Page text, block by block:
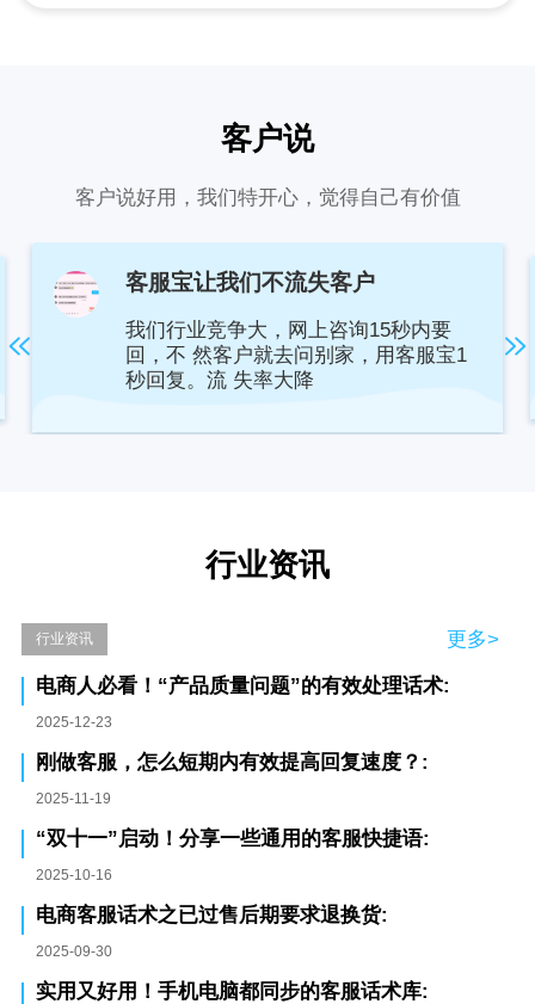
客户说
客户说好用，我们特开心，觉得自己有价值
客服宝让我们不流失客户
我们行业竞争大，网上咨询15秒内要
回，不 然客户就去问别家，用客服宝1
秒回复。流 失率大降
行业资讯
行业资讯 更多>
电商人必看！“产品质量问题”的有效处理话术:
2025-12-23
刚做客服，怎么短期内有效提高回复速度？:
2025-11-19
“双十一”启动！分享一些通用的客服快捷语:
2025-10-16
电商客服话术之已过售后期要求退换货:
2025-09-30
实用又好用！手机电脑都同步的客服话术库: